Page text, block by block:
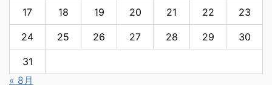
17 18 19 20 21 22 23
24 25 26 27 28 29 30
31
« 8月